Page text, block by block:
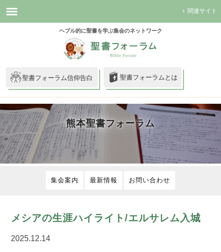
関連サイト
ヘブル的に聖書を学ぶ集会のネットワーク
聖書フォーラム信仰告白 聖書フォーラムとは
熊本聖書フォーラム
集会案内 最新情報 お問い合わせ
メシアの生涯ハイライト/エルサレム入城
2025.12.14